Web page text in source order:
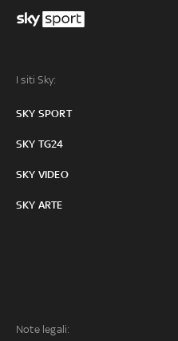
I siti Sky:
SKY SPORT
SKY TG24
SKY VIDEO
SKY ARTE
Note legali: